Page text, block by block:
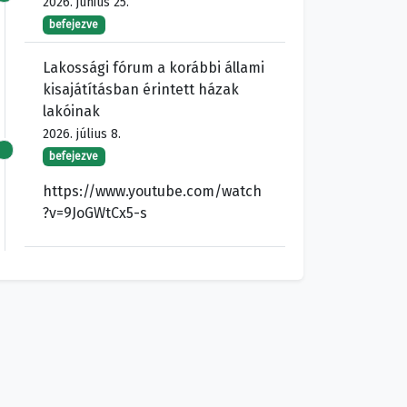
befejezve
Lakossági fórum a korábbi állami
kisajátításban érintett házak
lakóinak
2026. július 8.
befejezve
https://www.youtube.com/watch
?v=9JoGWtCx5-s